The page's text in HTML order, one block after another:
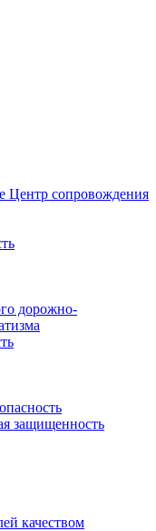
Центр сопровождения
дорожно-
защищенность
качеством